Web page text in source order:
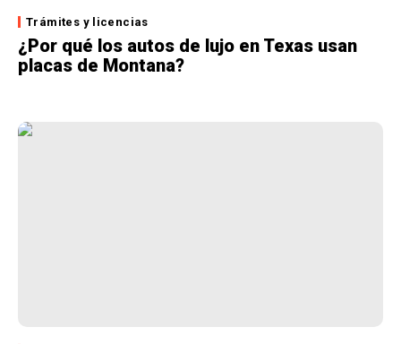
Trámites y licencias
¿Por qué los autos de lujo en Texas usan
placas de Montana?